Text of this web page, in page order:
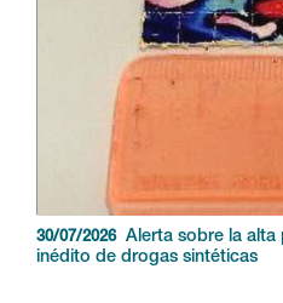
30/07/2026
Alerta sobre la
inédito de drogas sintéticas